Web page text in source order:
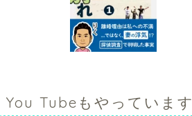
You Tubeもやっています